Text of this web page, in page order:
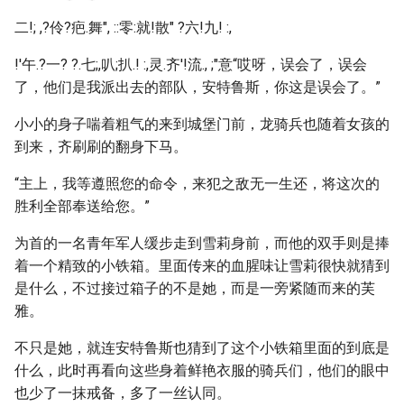
二!; ,?伶?疤.舞", ::零:就!散" ?六!九! :,
!'午.?一? ?.七;,叭;扒.! :,灵.齐'!流., ;"意“哎呀，误会了，误会
了，他们是我派出去的部队，安特鲁斯，你这是误会了。”
小小的身子喘着粗气的来到城堡门前，龙骑兵也随着女孩的
到来，齐刷刷的翻身下马。
“主上，我等遵照您的命令，来犯之敌无一生还，将这次的
胜利全部奉送给您。”
为首的一名青年军人缓步走到雪莉身前，而他的双手则是捧
着一个精致的小铁箱。里面传来的血腥味让雪莉很快就猜到
是什么，不过接过箱子的不是她，而是一旁紧随而来的芙
雅。
不只是她，就连安特鲁斯也猜到了这个小铁箱里面的到底是
什么，此时再看向这些身着鲜艳衣服的骑兵们，他们的眼中
也少了一抹戒备，多了一丝认同。